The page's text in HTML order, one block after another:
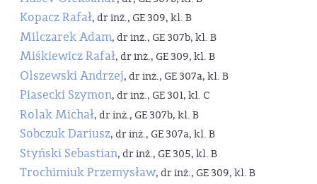
Kopacz Rafał, dr inż., GE 309, kl. B
Milczarek Adam, dr inż., GE 307b, kl. B
Miśkiewicz Rafał, dr inż., GE 309, kl. B
Olszewski Andrzej, dr inż., GE 307a, kl. B
Piasecki Szymon, dr inż., GE 301, kl. C
Rolak Michał, dr inż., GE 307b, kl. B
Sobczuk Dariusz, dr inż., GE 307a, kl. B
Styński Sebastian, dr inż., GE 305, kl. B
Trochimiuk Przemysław, dr inż., GE 309, kl. B